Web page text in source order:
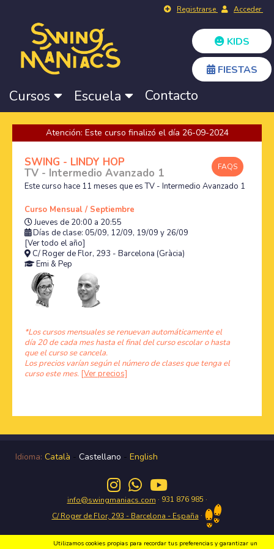
Registrarse Acceder
KIDS
FIESTAS
Cursos Escuela Contacto
Atención: Este curso finalizó el día 26-09-2024
FAQS
SWING - LINDY HOP
TV - Intermedio Avanzado 1
Este curso hace 11 meses que es TV - Intermedio Avanzado 1
Curso Mensual / Septiembre
Jueves de 20:00 a 20:55
Días de clase: 05/09, 12/09, 19/09 y 26/09
[Ver todo el año]
C/ Roger de Flor, 293 - Barcelona (Gràcia)
Emi & Pep
*Los cursos mensuales se renuevan automáticamente el
día 20 de cada mes hasta el final del curso escolar o hasta
que el curso se cancela.
Los precios varían según el número de clases que tenga el
curso este mes. [Ver precios]
Idioma: Català - Castellano - English
info@swingmaniacs.com · 931 876 985 ·
C/ Roger de Flor, 293 - Barcelona - España ·
Utilizamos cookies propias para recordar tus preferencias y garantizar un